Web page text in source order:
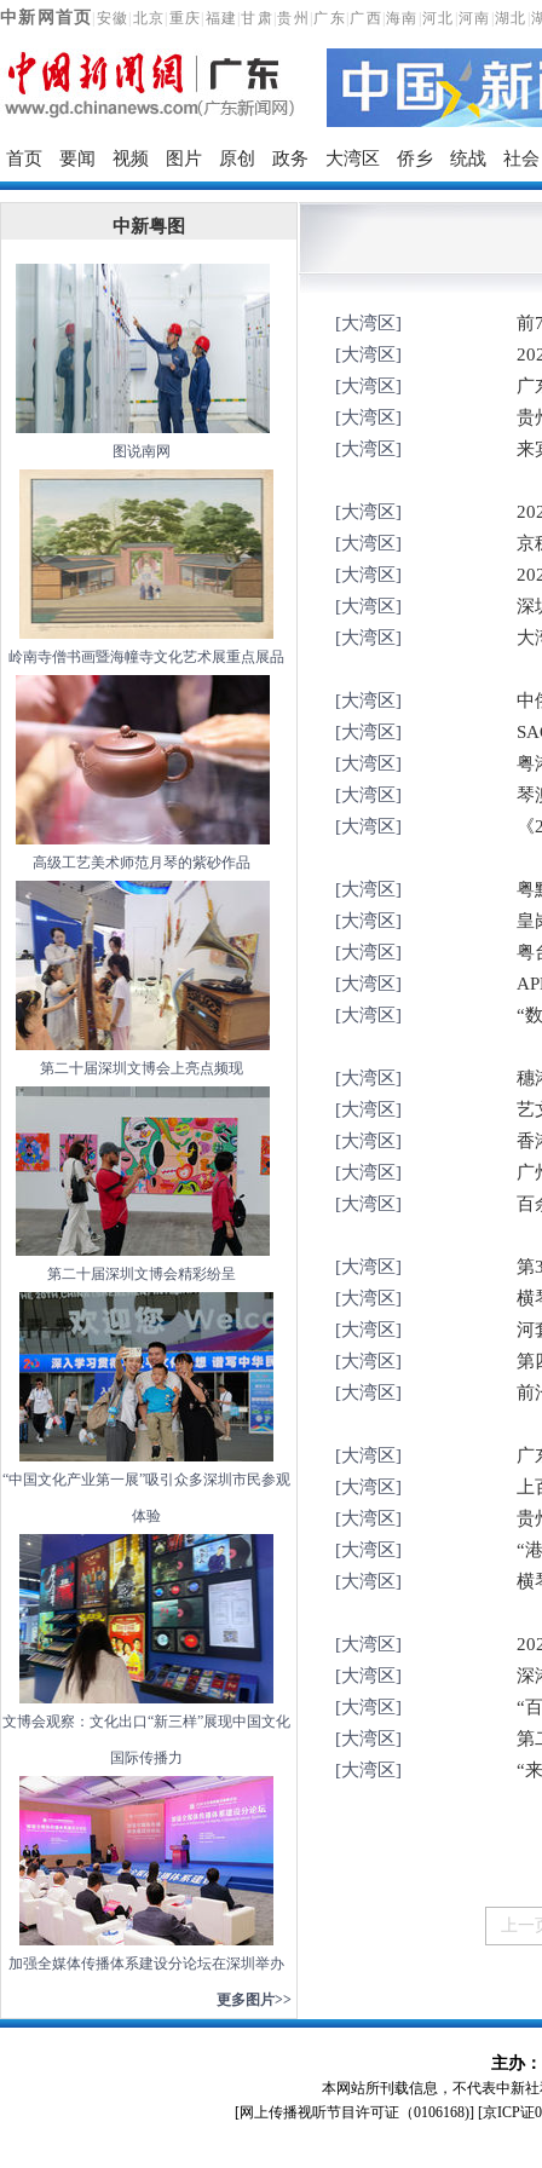
中新网首页 安徽 北京 重庆 福建 |甘肃 |贵州 广东 广西 |海南 |河北 |河南 湖北
首页 要闻 视频 图片 原创 政务 大湾区 侨乡 统战 社会
中新粤图
图说南网
岭南寺僧书画暨海幢寺文化艺术展重点展品
高级工艺美术师范月琴的紫砂作品
第二十届深圳文博会上亮点频现
第二十届深圳文博会精彩纷呈
“中国文化产业第一展”吸引众多深圳市民参观
体验
文博会观察：文化出口“新三样”展现中国文化
国际传播力
加强全媒体传播体系建设分论坛在深圳举办
更多图片>>
[大湾区]
前
[大湾区]
[大湾区]
广
[大湾区]
贵
[大湾区]
来
[大湾区]
[大湾区]
京
[大湾区]
[大湾区]
深
[大湾区]
大
[大湾区]
中
[大湾区]
[大湾区]
粤
[大湾区]
琴
[大湾区]
[大湾区]
粤
[大湾区]
皇
[大湾区]
粤
[大湾区]
[大湾区]
“
[大湾区]
穗
[大湾区]
艺
[大湾区]
香
[大湾区]
广
[大湾区]
百
[大湾区]
第
[大湾区]
横
[大湾区]
河
[大湾区]
第
[大湾区]
前
[大湾区]
广
[大湾区]
[大湾区]
贵
[大湾区]
“
[大湾区]
横
[大湾区]
[大湾区]
深
[大湾区]
“
[大湾区]
第
[大湾区]
“
上一
主办
本网站所刊载信息，不代表中新
[网上传播视听节目许可证（0106168)] [京ICP证